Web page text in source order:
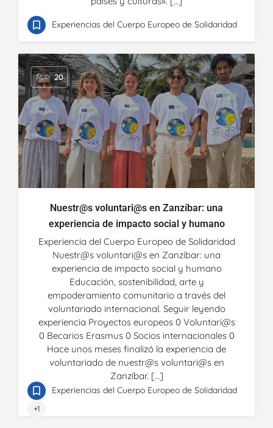
Experiencias del Cuerpo Europeo de Solidaridad
MAY 20
Nuestr@s voluntari@s en Zanzíbar: una
experiencia de impacto social y humano
Experiencia del Cuerpo Europeo de Solidaridad
Nuestr@s voluntari@s en Zanzíbar: una
experiencia de impacto social y humano
Educación, sostenibilidad, arte y
empoderamiento comunitario a través del
voluntariado internacional. Seguir leyendo
experiencia Proyectos europeos 0 Voluntari@s
0 Becarios Erasmus 0 Socios internacionales 0
Hace unos meses finalizó la experiencia de
voluntariado de nuestr@s voluntari@s en
Zanzíbar. […]
Experiencias del Cuerpo Europeo de Solidaridad
+1